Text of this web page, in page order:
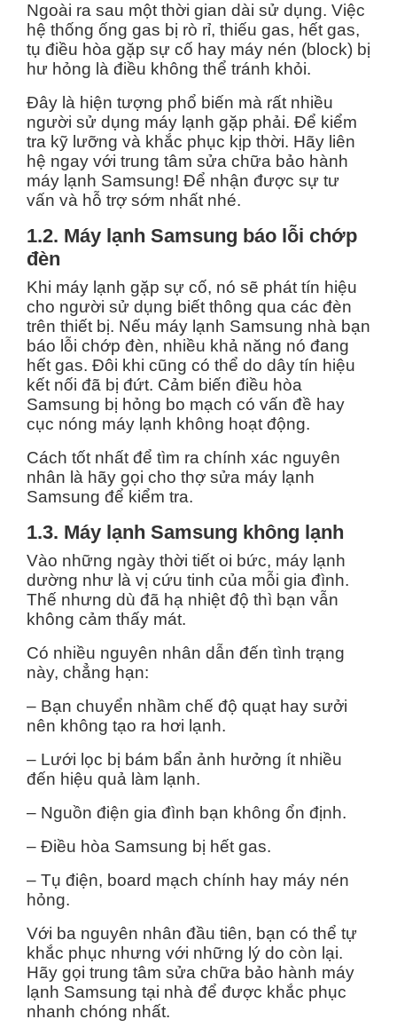
Ngoài ra sau một thời gian dài sử dụng. Việc
hệ thống ống gas bị rò rỉ, thiếu gas, hết gas,
tụ điều hòa gặp sự cố hay máy nén (block) bị
hư hỏng là điều không thể tránh khỏi.
Đây là hiện tượng phổ biến mà rất nhiều
người sử dụng máy lạnh gặp phải. Để kiểm
tra kỹ lưỡng và khắc phục kịp thời. Hãy liên
hệ ngay với trung tâm sửa chữa bảo hành
máy lạnh Samsung! Để nhận được sự tư
vấn và hỗ trợ sớm nhất nhé.
1.2. Máy lạnh Samsung báo lỗi chớp
đèn
Khi máy lạnh gặp sự cố, nó sẽ phát tín hiệu
cho người sử dụng biết thông qua các đèn
trên thiết bị. Nếu máy lạnh Samsung nhà bạn
báo lỗi chớp đèn, nhiều khả năng nó đang
hết gas. Đôi khi cũng có thể do dây tín hiệu
kết nối đã bị đứt. Cảm biến điều hòa
Samsung bị hỏng bo mạch có vấn đề hay
cục nóng máy lạnh không hoạt động.
Cách tốt nhất để tìm ra chính xác nguyên
nhân là hãy gọi cho thợ sửa máy lạnh
Samsung để kiểm tra.
1.3. Máy lạnh Samsung không lạnh
Vào những ngày thời tiết oi bức, máy lạnh
dường như là vị cứu tinh của mỗi gia đình.
Thế nhưng dù đã hạ nhiệt độ thì bạn vẫn
không cảm thấy mát.
Có nhiều nguyên nhân dẫn đến tình trạng
này, chẳng hạn:
– Bạn chuyển nhầm chế độ quạt hay sưởi
nên không tạo ra hơi lạnh.
– Lưới lọc bị bám bẩn ảnh hưởng ít nhiều
đến hiệu quả làm lạnh.
– Nguồn điện gia đình bạn không ổn định.
– Điều hòa Samsung bị hết gas.
– Tụ điện, board mạch chính hay máy nén
hỏng.
Với ba nguyên nhân đầu tiên, bạn có thể tự
khắc phục nhưng với những lý do còn lại.
Hãy gọi trung tâm sửa chữa bảo hành máy
lạnh Samsung tại nhà để được khắc phục
nhanh chóng nhất.